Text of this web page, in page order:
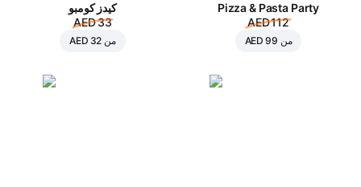
Pizza & Pasta Party
AED 112
من AED 99
كيدز كومبو
AED 33
من AED 32